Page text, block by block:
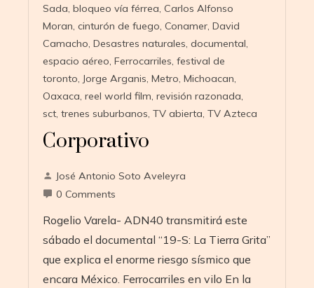
Sada, bloqueo vía férrea, Carlos Alfonso
Moran, cinturón de fuego, Conamer, David
Camacho, Desastres naturales, documental,
espacio aéreo, Ferrocarriles, festival de
toronto, Jorge Arganis, Metro, Michoacan,
Oaxaca, reel world film, revisión razonada,
sct, trenes suburbanos, TV abierta, TV Azteca
Corporativo
José Antonio Soto Aveleyra
0 Comments
Rogelio Varela- ADN40 transmitirá este
sábado el documental “19-S: La Tierra Grita”
que explica el enorme riesgo sísmico que
encara México. Ferrocarriles en vilo En la